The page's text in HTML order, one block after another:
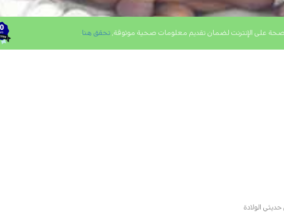
على الإنترنت لضمان تقديم معلومات صحية موثوقة, تحقق هنا.
الولادة